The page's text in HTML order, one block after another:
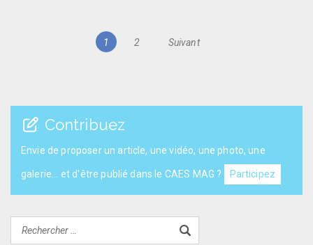
Navigation
articles
Page
1 Page
2 Suivant
Contribuez
Envie de proposer un article, une vidéo, une photo, une
galerie... et d'être publié dans le CAES MAG ? Participez